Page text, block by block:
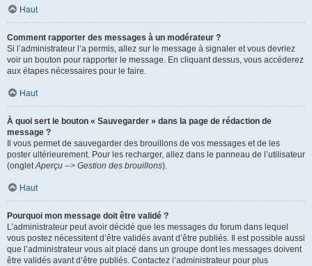
Haut
Comment rapporter des messages à un modérateur ?
Si l’administrateur l’a permis, allez sur le message à signaler et vous devriez
voir un bouton pour rapporter le message. En cliquant dessus, vous accéderez
aux étapes nécessaires pour le faire.
Haut
À quoi sert le bouton « Sauvegarder » dans la page de rédaction de
message ?
Il vous permet de sauvegarder des brouillons de vos messages et de les
poster ultérieurement. Pour les recharger, allez dans le panneau de l’utilisateur
(ongletAperçu --> Gestion des brouillons).
Haut
Pourquoi mon message doit être validé ?
L’administrateur peut avoir décidé que les messages du forum dans lequel
vous postez nécessitent d’être validés avant d’être publiés. Il est possible aussi
que l’administrateur vous ait placé dans un groupe dont les messages doivent
être validés avant d’être publiés. Contactez l’administrateur pour plus